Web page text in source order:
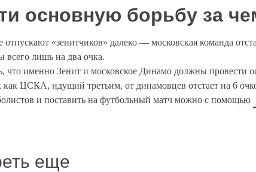
основную борьбу за
«зенитчиков» далеко — московская команда
всего лишь на два очка.
что именно Зенит и московское Динамо должны провести
как ЦСКА, идущий третьим, от динамовцев отстает на 6
и поставить на футбольный матч можно с помощью
еще